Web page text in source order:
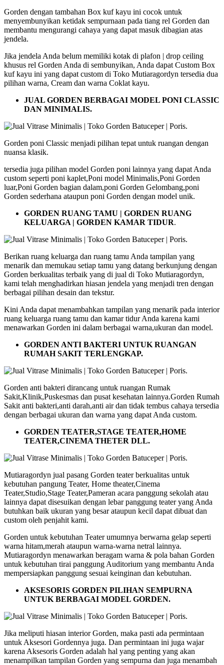
Gorden dengan tambahan Box kuf kayu ini cocok untuk
menyembunyikan ketidak sempurnaan pada tiang rel Gorden dan
membantu mengurangi cahaya yang dapat masuk dibagian atas
jendela.
Jika jendela Anda belum memiliki kotak di plafon | drop ceiling
khusus rel Gorden Anda di sembunyikan, Anda dapat Custom Box
kuf kayu ini yang dapat custom di Toko Mutiaragordyn tersedia dua
pilihan warna, Cream dan warna Coklat kayu.
JUAL GORDEN BERBAGAI MODEL PONI CLASSIC
DAN MINIMALIS.
Gorden poni Classic menjadi pilihan tepat untuk ruangan dengan
nuansa klasik.
tersedia juga pilihan model Gorden poni lainnya yang dapat Anda
custom seperti poni kaplet,Poni model Minimalis,Poni Gorden
luar,Poni Gorden bagian dalam,poni Gorden Gelombang,poni
Gorden sederhana ataupun poni Gorden dengan model unik.
GORDEN RUANG TAMU | GORDEN RUANG
KELUARGA | GORDEN KAMAR TIDUR.
Berikan ruang keluarga dan ruang tamu Anda tampilan yang
menarik dan memukau setiap tamu yang datang berkunjung dengan
Gorden berkualitas terbaik yang di jual di Toko Mutiaragordyn,
kami telah menghadirkan hiasan jendela yang menjadi tren dengan
berbagai pilihan desain dan tekstur.
Kini Anda dapat menambahkan tampilan yang menarik pada interior
ruang keluarga ruang tamu dan kamar tidur Anda karena kami
menawarkan Gorden ini dalam berbagai warna,ukuran dan model.
GORDEN ANTI BAKTERI UNTUK RUANGAN
RUMAH SAKIT TERLENGKAP.
Gorden anti bakteri dirancang untuk ruangan Rumak
Sakit,Klinik,Puskesmas dan pusat kesehatan lainnya.Gorden Rumah
Sakit anti bakteri,anti darah,anti air dan tidak tembus cahaya tersedia
dengan berbagai ukuran dan warna yang dapat Anda custom.
GORDEN TEATER,STAGE TEATER,HOME
TEATER,CINEMA THETER DLL.
Mutiaragordyn jual pasang Gorden teater berkualitas untuk
kebutuhan pangung Teater, Home theater,Cinema
Teater,Studio,Stage Teater,Pameran acara panggung sekolah atau
lainnya dapat disesuikan dengan lebar panggung teater yang Anda
butuhkan baik ukuran yang besar ataupun kecil dapat dibuat dan
custom oleh penjahit kami.
Gorden untuk kebutuhan Teater umumnya berwarna gelap seperti
warna hitam,merah ataupun warna-warna netral lainnya.
Mutiaragordyn menawarkan beragam warna & pola bahan Gorden
untuk kebutuhan tirai panggung Auditorium yang membantu Anda
mempersiapkan panggung sesuai keinginan dan kebutuhan.
AKSESORIS GORDEN PILIHAN SEMPURNA
UNTUK BERBAGAI MODEL GORDEN.
Jika meliputi hiasan interior Gorden, maka pasti ada permintaan
untuk Aksesori Gordennya juga. Dan permintaan ini juga wajar
karena Aksesoris Gorden adalah hal yang penting yang akan
menampilkan tampilan Gorden yang sempurna dan juga menambah